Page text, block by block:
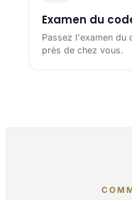
Examen du
Passez l'examen du
près de chez vous.